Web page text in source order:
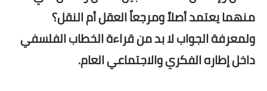
منهما يعتمد أصلاً ومرجعاً العقل أم النقل؟
ولمعرفة الجواب لا بد من قراءة الخطاب الفلسفي
داخل إطاره الفكري والاجتماعي العام.